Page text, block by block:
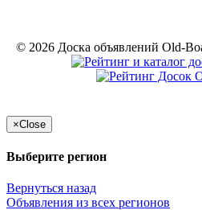
© 2026 Доска объявлений Old-
×Close
Выберите регион
Вернуться назад
Объявления из всех регионов